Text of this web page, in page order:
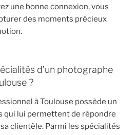
une bonne connexion, vous
des moments précieux
d’un photographe
?
à Toulouse possède un
qui lui permettent de répondre
clientèle. Parmi les spécialités